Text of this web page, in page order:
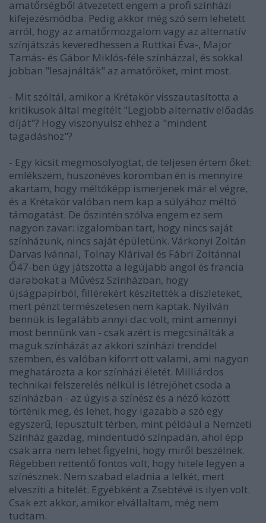
amatőrségből átvezetett engem a profi színházi
kifejezésmódba. Pedig akkor még szó sem lehetett
arról, hogy az amatőrmozgalom vagy az alternatív
színjátszás keveredhessen a Ruttkai Éva-, Major
Tamás- és Gábor Miklós-féle színházzal, és sokkal
jobban "lesajnálták" az amatőröket, mint most.
- Mit szóltál, amikor a Krétakör visszautasította a
kritikusok által megítélt "Legjobb alternatív előadás
díját"? Hogy viszonyulsz ehhez a "mindent
tagadáshoz"?
- Egy kicsit megmosolyogtat, de teljesen értem őket:
emlékszem, huszonéves koromban én is mennyire
akartam, hogy méltóképp ismerjenek már el végre,
és a Krétakör valóban nem kap a súlyához méltó
támogatást. De őszintén szólva engem ez sem
nagyon zavar: izgalomban tart, hogy nincs saját
színházunk, nincs saját épületünk. Várkonyi Zoltán
Darvas Ivánnal, Tolnay Klárival és Fábri Zoltánnal
Ő47-ben úgy játszotta a legújabb angol és francia
darabokat a Művész Színházban, hogy
újságpapírból, fillérekért készítették a díszleteket,
mert pénzt természetesen nem kaptak. Nyilván
bennük is legalább annyi dac volt, mint amennyi
most bennünk van - csak azért is megcsinálták a
maguk színházát az akkori színházi trenddel
szemben, és valóban kiforrt ott valami, ami nagyon
meghatározta a kor színházi életét. Milliárdos
technikai felszerelés nélkül is létrejöhet csoda a
színházban - az úgyis a színész és a néző között
történik meg, és lehet, hogy igazabb a szó egy
egyszerű, lepusztult térben, mint például a Nemzeti
Színház gazdag, mindentudó színpadán, ahol épp
csak arra nem lehet figyelni, hogy miről beszélnek.
Régebben rettentő fontos volt, hogy hitele legyen a
színésznek. Nem szabad eladnia a lelkét, mert
elveszíti a hitelét. Egyébként a Zsebtévé is ilyen volt.
Csak ezt akkor, amikor elvállaltam, még nem
tudtam.